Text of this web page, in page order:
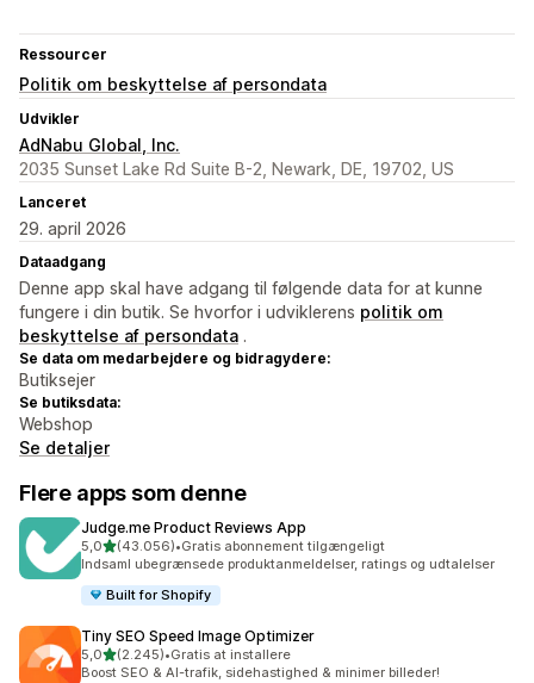
Ressourcer
Politik om beskyttelse af persondata
Udvikler
AdNabu Global, Inc.
2035 Sunset Lake Rd Suite B-2, Newark, DE, 19702, US
Lanceret
29. april 2026
Dataadgang
Denne app skal have adgang til følgende data for at kunne
fungere i din butik. Se hvorfor i udviklerens politik om
beskyttelse af persondata .
Se data om medarbejdere og bidragydere:
Butiksejer
Se butiksdata:
Webshop
Se detaljer
Flere apps som denne
Judge.me Product Reviews App
5,0ud af 5 stjerner
(43.056)
43056 anmeldelser i alt
•Gratis abonnement tilgængeligt
Indsaml ubegrænsede produktanmeldelser, ratings og udtalelser
Built for Shopify
Tiny SEO Speed Image Optimizer
5,0ud af 5 stjerner
(2.245)
2245 anmeldelser i alt
•Gratis at installere
Boost SEO & AI-trafik, sidehastighed & minimer billeder!